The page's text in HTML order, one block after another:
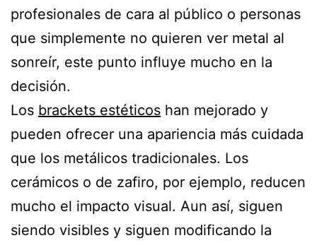
profesionales de cara al público o personas
que simplemente no quieren ver metal al
sonreír, este punto influye mucho en la
decisión.
Los brackets estéticos han mejorado y
pueden ofrecer una apariencia más cuidada
que los metálicos tradicionales. Los
cerámicos o de zafiro, por ejemplo, reducen
mucho el impacto visual. Aun así, siguen
siendo visibles y siguen modificando la